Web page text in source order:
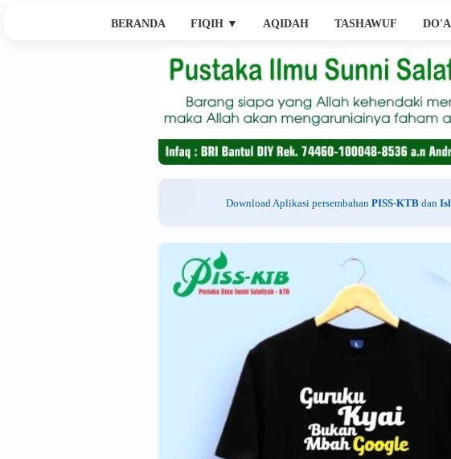
BERANDA FIQIH ▼ AQIDAH TASHAWUF DO'A
Download Aplikasi persembahan PISS-KTBdan